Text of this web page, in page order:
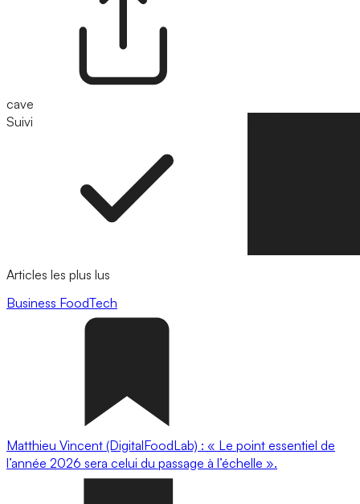
cave
Suivi
Articles les plus lus
Business FoodTech
Matthieu Vincent (DigitalFoodLab) : « Le point essentiel de
l’année 2026 sera celui du passage à l’échelle ».